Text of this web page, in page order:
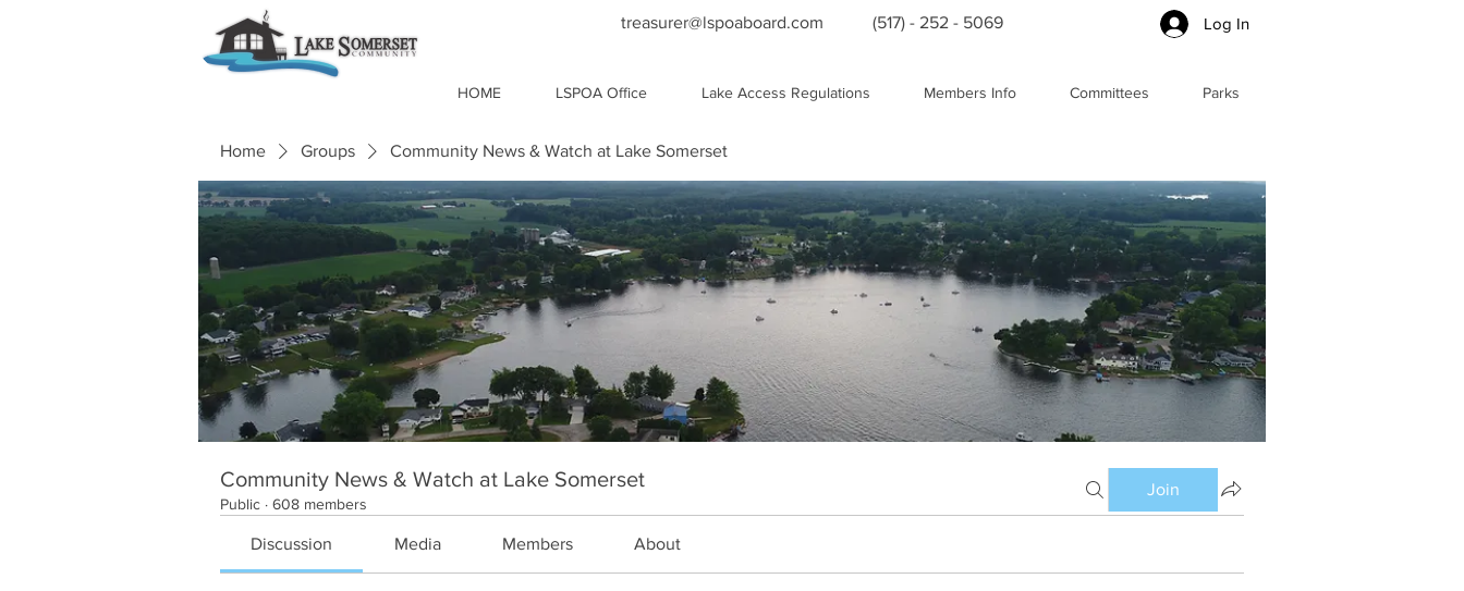
treasurer@lspoaboard.com (517) - 252 - 5069 Log In
HOME LSPOA Office Lake Access Regulations Members Info Committees Parks
Home Groups Community News & Watch at Lake Somerset
Community News & Watch at Lake Somerset
Public · 608 members
Join
Discussion Media Members About